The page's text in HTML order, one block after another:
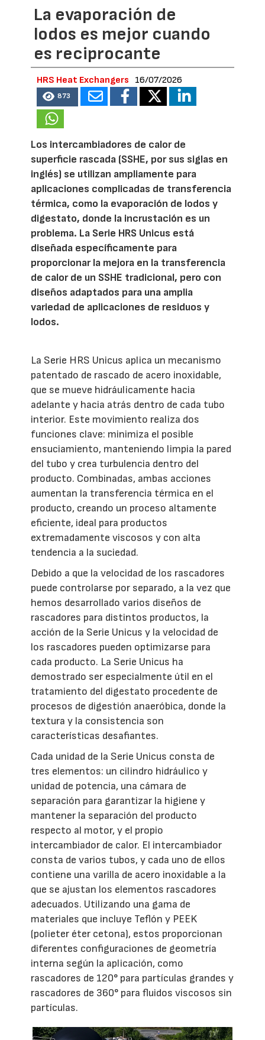
La evaporación de
lodos es mejor cuando
es reciprocante
HRS Heat Exchangers 16/07/2026
873
Los intercambiadores de calor de
superficie rascada (SSHE, por sus siglas en
inglés) se utilizan ampliamente para
aplicaciones complicadas de transferencia
térmica, como la evaporación de lodos y
digestato, donde la incrustación es un
problema. La Serie HRS Unicus está
diseñada específicamente para
proporcionar la mejora en la transferencia
de calor de un SSHE tradicional, pero con
diseños adaptados para una amplia
variedad de aplicaciones de residuos y
lodos.
La Serie HRS Unicus aplica un mecanismo
patentado de rascado de acero inoxidable,
que se mueve hidráulicamente hacia
adelante y hacia atrás dentro de cada tubo
interior. Este movimiento realiza dos
funciones clave: minimiza el posible
ensuciamiento, manteniendo limpia la pared
del tubo y crea turbulencia dentro del
producto. Combinadas, ambas acciones
aumentan la transferencia térmica en el
producto, creando un proceso altamente
eficiente, ideal para productos
extremadamente viscosos y con alta
tendencia a la suciedad.
Debido a que la velocidad de los rascadores
puede controlarse por separado, a la vez que
hemos desarrollado varios diseños de
rascadores para distintos productos, la
acción de la Serie Unicus y la velocidad de
los rascadores pueden optimizarse para
cada producto. La Serie Unicus ha
demostrado ser especialmente útil en el
tratamiento del digestato procedente de
procesos de digestión anaeróbica, donde la
textura y la consistencia son
características desafiantes.
Cada unidad de la Serie Unicus consta de
tres elementos: un cilindro hidráulico y
unidad de potencia, una cámara de
separación para garantizar la higiene y
mantener la separación del producto
respecto al motor, y el propio
intercambiador de calor. El intercambiador
consta de varios tubos, y cada uno de ellos
contiene una varilla de acero inoxidable a la
que se ajustan los elementos rascadores
adecuados. Utilizando una gama de
materiales que incluye Teflón y PEEK
(polieter éter cetona), estos proporcionan
diferentes configuraciones de geometría
interna según la aplicación, como
rascadores de 120° para partículas grandes y
rascadores de 360° para fluidos viscosos sin
partículas.